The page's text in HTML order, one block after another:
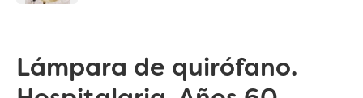
Lámpara de quirófano.